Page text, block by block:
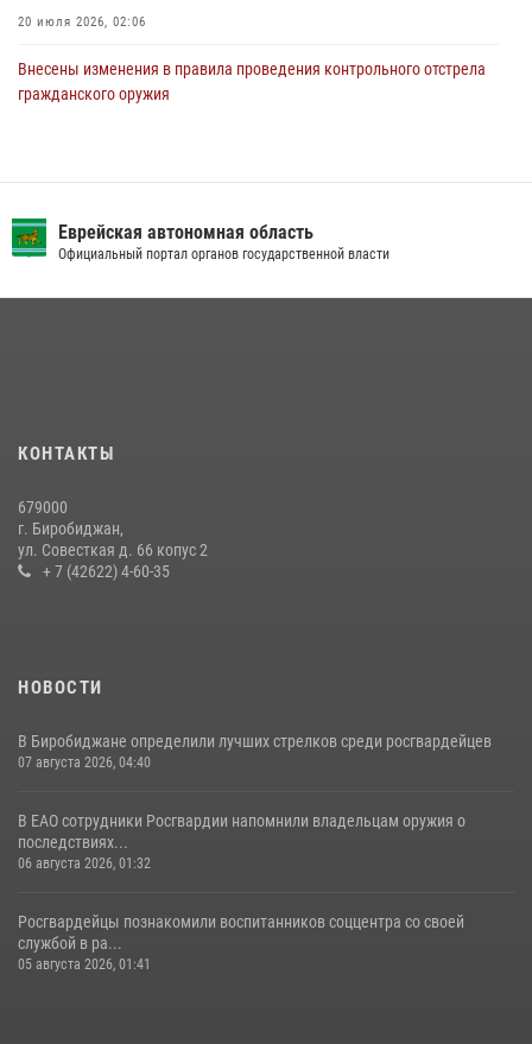
20 июля 2026, 02:06
Внесены изменения в правила проведения контрольного отстрела
гражданского оружия
23 июля 2026, 00:16 2
15 июля 2026, 07:12
Первых основам самообороны
13 июля 2026, 02:04 3
Еврейская автономная область
Официальный портал органов государственной власти
КОНТАКТЫ
679000
г. Биробиджан,
ул. Совесткая д. 66 копус 2
+ 7 (42622) 4-60-35
НОВОСТИ
В Биробиджане определили лучших стрелков среди росгвардейцев
07 августа 2026, 04:40
В ЕАО сотрудники Росгвардии напомнили владельцам оружия о
последствиях...
06 августа 2026, 01:32
Росгвардейцы познакомили воспитанников соццентра со своей
службой в ра...
05 августа 2026, 01:41